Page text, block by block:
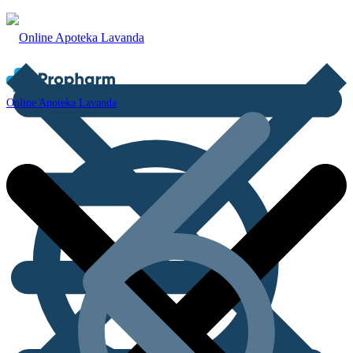
Online Apoteka Lavanda